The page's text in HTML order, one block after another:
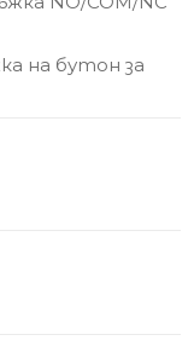
на бутон за